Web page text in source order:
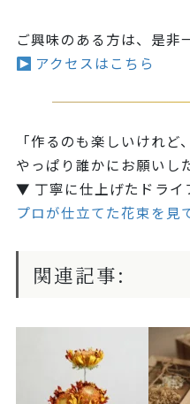
ご興味のある方は、是非
アクセスはこちら
「作るのも楽しいけれど、
やっぱり誰かにお願いし
▼ 丁寧に仕上げたドライ
プロが仕立てた花束を見
関連記事: